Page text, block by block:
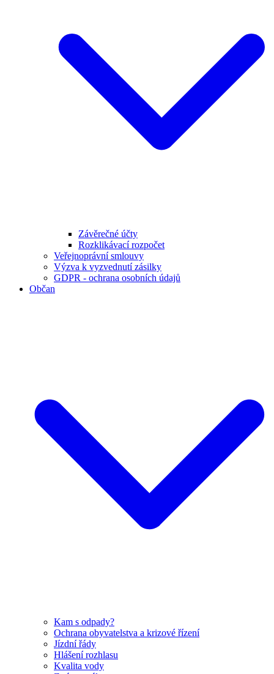
Závěrečné účty
Rozklikávací rozpočet
Veřejnoprávní smlouvy
Výzva k vyzvednutí zásilky
GDPR - ochrana osobních údajů
Občan
Kam s odpady?
Ochrana obyvatelstva a krizové řízení
Jízdní řády
Hlášení rozhlasu
Kvalita vody